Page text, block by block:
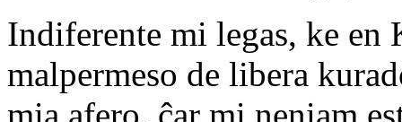
Indiferente mi legas, ke
malpermeso de libera